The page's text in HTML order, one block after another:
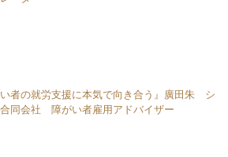
い者の就労支援に本気で向き合う』廣田朱 シ
同会社 障がい者雇用アドバイザー